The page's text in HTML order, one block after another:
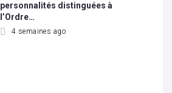
personnalités distinguées à
l’Ordre…
4 semaines ago